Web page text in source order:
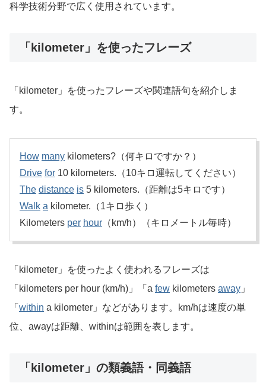
科学技術分野で広く使用されています。
「kilometer」を使ったフレーズ
「kilometer」を使ったフレーズや関連語句を紹介しま
す。
How many kilometers?（何キロですか？）
Drive for 10 kilometers.（10キロ運転してください）
The distance is 5 kilometers.（距離は5キロです）
Walk a kilometer.（1キロ歩く）
Kilometers per hour （km/h）（キロメートル毎時）
「kilometer」を使ったよく使われるフレーズは
「kilometers per hour (km/h)」「a few kilometers away 」
「 within a kilometer」などがあります。km/hは速度の単
位、awayは距離、withinは範囲を表します。
「kilometer」の類義語・同義語